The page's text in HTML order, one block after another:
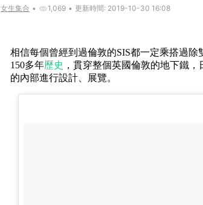
女生集合 • 1,069 • 更新時間: 2019-10-30 16:08
相信每個曾經到過倫敦的SIS都一定乘搭過
150多年歷史 ，貫穿整個英國倫敦的地下鐵
的內部進行設計、展覽。